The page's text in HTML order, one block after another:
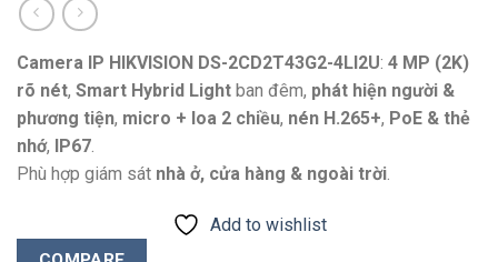
Camera IP HIKVISION DS-2CD2T43G2-4LI2U: 4 MP (2K)
rõ nét, Smart Hybrid Light ban đêm, phát hiện người &
phương tiện, micro + loa 2 chiều, nén H.265+, PoE & thẻ
nhớ, IP67.
Phù hợp giám sát nhà ở, cửa hàng & ngoài trời.
Add to wishlist